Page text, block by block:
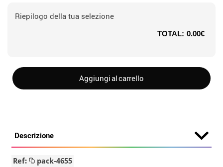
Riepilogo della tua selezione
TOTAL: 0.00€
Aggiungi al carrello
Descrizione
Ref: pack-4655